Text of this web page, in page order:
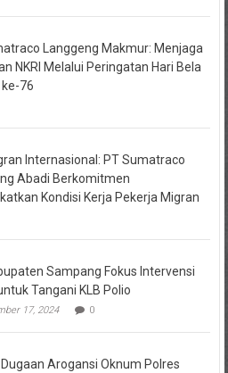
Langgeng Makmur: Menjaga
NKRI Melalui Peringatan Hari Bela
ke-76
Internasional: PT Sumatraco
Abadi Berkomitmen
Kondisi Kerja Pekerja Migran
Sampang Fokus Intervensi
Tangani KLB Polio
17, 2024 0
Dugaan Arogansi Oknum Polres